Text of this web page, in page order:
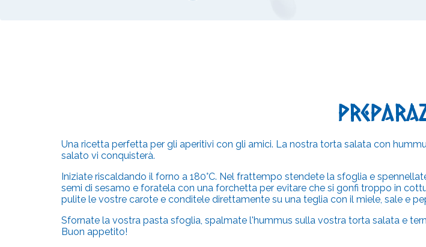
Una ricetta perfetta per gli aperitivi con gli amici. La nostra torta salata con
salato vi conquisterà.
Iniziate riscaldando il forno a 180°C. Nel frattempo stendete la sfoglia e
semi di sesamo e foratela con una forchetta per evitare che si gonfi troppo in
pulite le vostre carote e conditele direttamente su una teglia con il miele, sale e
Sfornate la vostra pasta sfoglia, spalmate l'hummus sulla vostra torta salata e
Buon appetito!